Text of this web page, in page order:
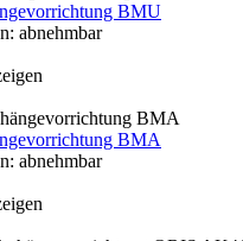
BMU
abnehmbar
BMA
abnehmbar